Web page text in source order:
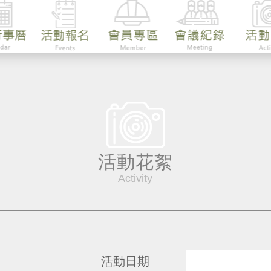
活動花絮
Activity
活動日期